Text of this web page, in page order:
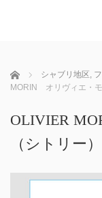
ホーム シャブリ地区,
MORIN オリヴィエ・モ
OLIVIER
（シトリー）